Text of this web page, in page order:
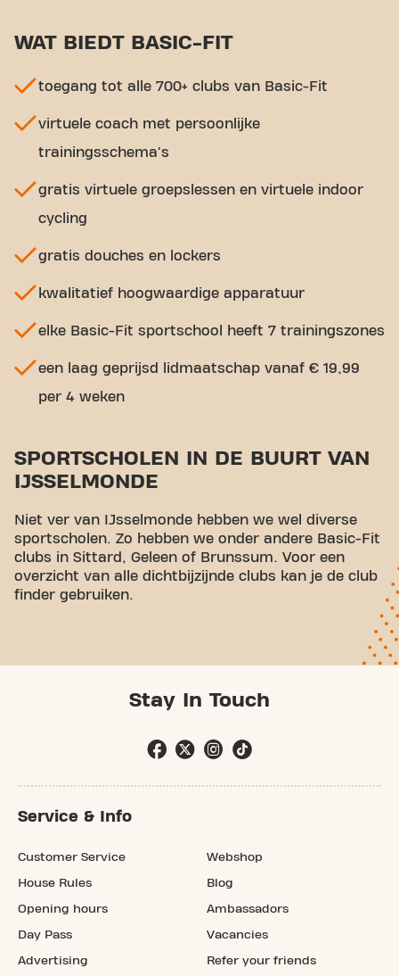
WAT BIEDT BASIC-FIT
toegang tot alle 700+ clubs van Basic-Fit
virtuele coach met persoonlijke
trainingsschema's
gratis virtuele groepslessen en virtuele indoor
cycling
gratis douches en lockers
kwalitatief hoogwaardige apparatuur
elke Basic-Fit sportschool heeft 7 trainingszones
een laag geprijsd lidmaatschap vanaf € 19,99
per 4 weken
SPORTSCHOLEN IN DE BUURT VAN
IJSSELMONDE
Niet ver van IJsselmonde hebben we wel diverse
sportscholen. Zo hebben we onder andere Basic-Fit
clubs in Sittard, Geleen of Brunssum. Voor een
overzicht van alle dichtbijzijnde clubs kan je de club
finder gebruiken.
Stay In Touch
Service & Info
Customer Service
House Rules
Opening hours
Day Pass
Advertising
Webshop
Blog
Ambassadors
Vacancies
Refer your friends